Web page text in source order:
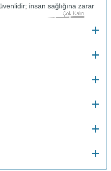
insan sağlığına zarar
30